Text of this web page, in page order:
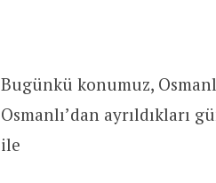
Bugünkü konumuz,
Osmanlı’dan ayrıldıkları
ile